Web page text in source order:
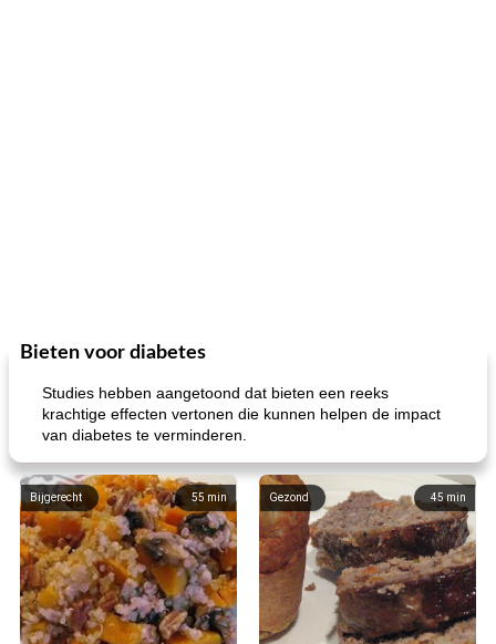
Bieten voor diabetes
Studies hebben aangetoond dat bieten een reeks
krachtige effecten vertonen die kunnen helpen de impact
van diabetes te verminderen.
55 min
Bijgerecht 45min
Gezond